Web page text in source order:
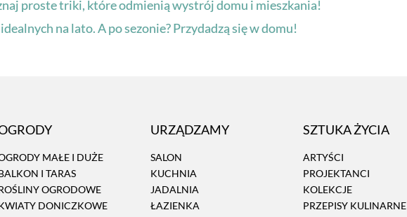
proste triki, które odmienią wystrój domu i mieszkania!
na lato. A po sezonie? Przydadzą się w domu!
MAŁE I DUŻE
I TARAS
OGRODOWE
DONICZKOWE
URZĄDZAMY
SALON
KUCHNIA
JADALNIA
ŁAZIENKA
SZTUKA ŻYCIA
ARTYŚCI
PROJEKTANCI
KOLEKCJE
PRZEPISY KULINARNE